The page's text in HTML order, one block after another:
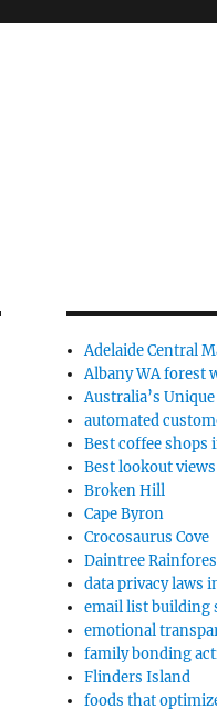
Adelaide Central
Albany WA forest
Australia’s
automated
Best coffee shops
Best lookout
Broken Hill
Cape Byron
Crocosaurus Cove
Daintree
data privacy laws
email list building
emotional
family bonding
Flinders Island
foods that